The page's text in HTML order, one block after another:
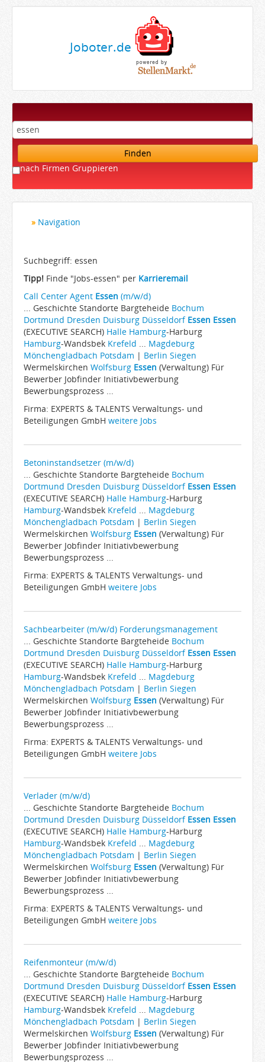
Joboter.de
Finden
nach Firmen Gruppieren
Navigation
Bewerber
Arbeitgeber
Firmen von A-Z
Karrieremail
JobWiki
Berufe
Städte
Karriere
Impressum
Suchbegriff: essen
Tipp! Finde "Jobs-essen" per Karrieremail
Call Center Agent Essen (m/w/d)
... Geschichte Standorte Bargteheide Bochum
Dortmund Dresden Duisburg Düsseldorf Essen Essen
(EXECUTIVE SEARCH) Halle Hamburg-Harburg
Hamburg-Wandsbek Krefeld ... Magdeburg
Mönchengladbach Potsdam | Berlin Siegen
Wermelskirchen Wolfsburg Essen (Verwaltung) Für
Bewerber Jobfinder Initiativbewerbung
Bewerbungsprozess ...
Firma: EXPERTS & TALENTS Verwaltungs- und
Beteiligungen GmbH weitere Jobs
Betoninstandsetzer (m/w/d)
... Geschichte Standorte Bargteheide Bochum
Dortmund Dresden Duisburg Düsseldorf Essen Essen
(EXECUTIVE SEARCH) Halle Hamburg-Harburg
Hamburg-Wandsbek Krefeld ... Magdeburg
Mönchengladbach Potsdam | Berlin Siegen
Wermelskirchen Wolfsburg Essen (Verwaltung) Für
Bewerber Jobfinder Initiativbewerbung
Bewerbungsprozess ...
Firma: EXPERTS & TALENTS Verwaltungs- und
Beteiligungen GmbH weitere Jobs
Sachbearbeiter (m/w/d) Forderungsmanagement
... Geschichte Standorte Bargteheide Bochum
Dortmund Dresden Duisburg Düsseldorf Essen Essen
(EXECUTIVE SEARCH) Halle Hamburg-Harburg
Hamburg-Wandsbek Krefeld ... Magdeburg
Mönchengladbach Potsdam | Berlin Siegen
Wermelskirchen Wolfsburg Essen (Verwaltung) Für
Bewerber Jobfinder Initiativbewerbung
Bewerbungsprozess ...
Firma: EXPERTS & TALENTS Verwaltungs- und
Beteiligungen GmbH weitere Jobs
Verlader (m/w/d)
... Geschichte Standorte Bargteheide Bochum
Dortmund Dresden Duisburg Düsseldorf Essen Essen
(EXECUTIVE SEARCH) Halle Hamburg-Harburg
Hamburg-Wandsbek Krefeld ... Magdeburg
Mönchengladbach Potsdam | Berlin Siegen
Wermelskirchen Wolfsburg Essen (Verwaltung) Für
Bewerber Jobfinder Initiativbewerbung
Bewerbungsprozess ...
Firma: EXPERTS & TALENTS Verwaltungs- und
Beteiligungen GmbH weitere Jobs
Reifenmonteur (m/w/d)
... Geschichte Standorte Bargteheide Bochum
Dortmund Dresden Duisburg Düsseldorf Essen Essen
(EXECUTIVE SEARCH) Halle Hamburg-Harburg
Hamburg-Wandsbek Krefeld ... Magdeburg
Mönchengladbach Potsdam | Berlin Siegen
Wermelskirchen Wolfsburg Essen (Verwaltung) Für
Bewerber Jobfinder Initiativbewerbung
Bewerbungsprozess ...